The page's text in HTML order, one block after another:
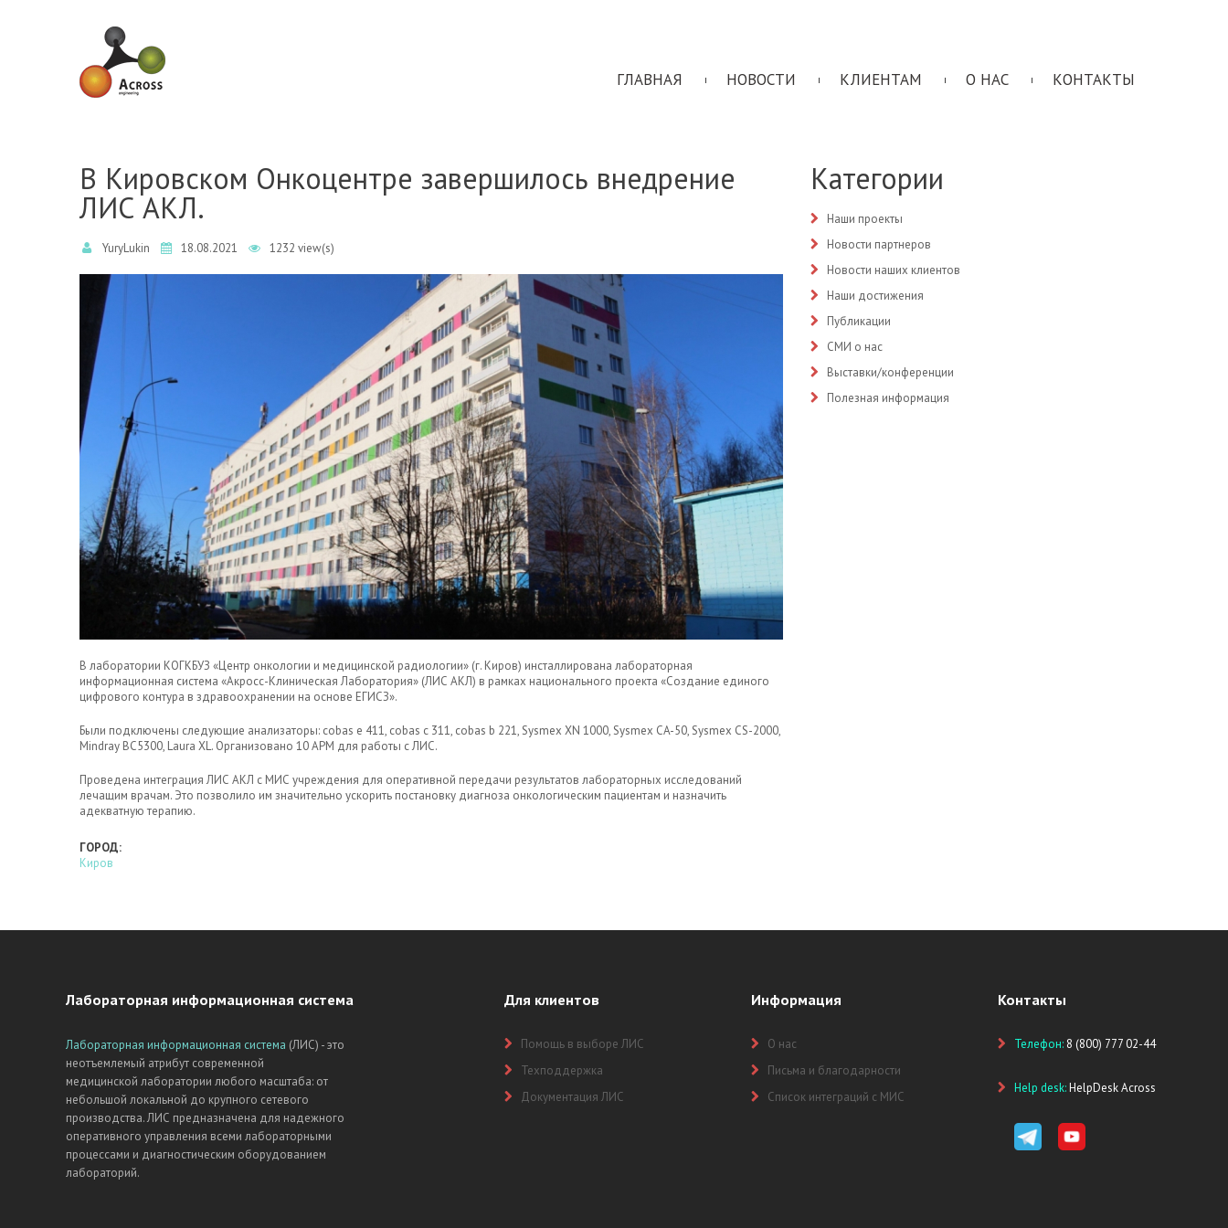
ГЛАВНАЯ НОВОСТИ КЛИЕНТАМ О НАС КОНТАКТЫ
В Кировском Онкоцентре завершилось внедрение
ЛИС АКЛ.
YuryLukin 18.08.2021 1232 view(s)
В лаборатории КОГКБУЗ «Центр онкологии и медицинской радиологии» (г. Киров) инсталлирована лабораторная
информационная система «Акросс-Клиническая Лаборатория» (ЛИС АКЛ) в рамках национального проекта «Создание единого
цифрового контура в здравоохранении на основе ЕГИСЗ».
Были подключены следующие анализаторы: cobas e 411, cobas c 311, cobas b 221, Sysmex XN 1000, Sysmex CA-50, Sysmex CS-2000,
Mindray BC5300, Laura XL. Организовано 10 АРМ для работы с ЛИС.
Проведена интеграция ЛИС АКЛ с МИС учреждения для оперативной передачи результатов лабораторных исследований
лечащим врачам. Это позволило им значительно ускорить постановку диагноза онкологическим пациентам и назначить
адекватную терапию.
ГОРОД:
Киров
Категории
Наши проекты
Новости партнеров
Новости наших клиентов
Наши достижения
Публикации
СМИ о нас
Выставки/конференции
Полезная информация
Лабораторная информационная система
Лабораторная информационная система (ЛИС) - это
неотъемлемый атрибут современной
медицинской лаборатории любого масштаба: от
небольшой локальной до крупного сетевого
производства. ЛИС предназначена для надежного
оперативного управления всеми лабораторными
процессами и диагностическим оборудованием
лабораторий.
Для клиентов
Помощь в выборе ЛИС
Техподдержка
Документация ЛИС
Информация
О нас
Письма и благодарности
Список интеграций с МИС
Контакты
Телефон: 8 (800) 777 02-44
Help desk:HelpDesk Across